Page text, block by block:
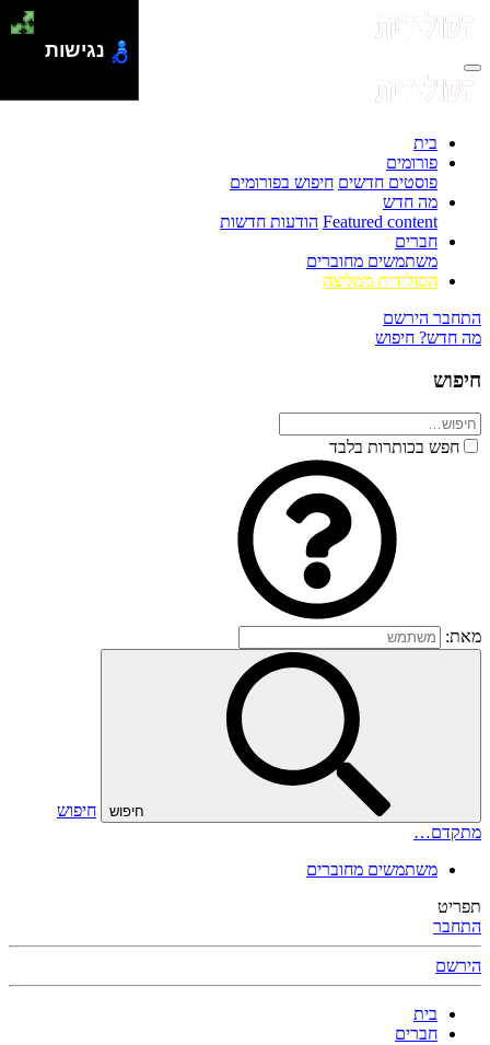
בית
פורומים
פוסטים חדשים חיפוש בפורומים
מה חדש
Featured content הודעות חדשות
חברים
משתמשים מחוברים
הסולידית ממליצה
התחבר הירשם
מה חדש? חיפוש
חיפוש
חפש בכותרות בלבד
מאת:
חיפוש
חיפוש
מתקדם…
משתמשים מחוברים
תפריט
התחבר
הירשם
בית
חברים
נגישות